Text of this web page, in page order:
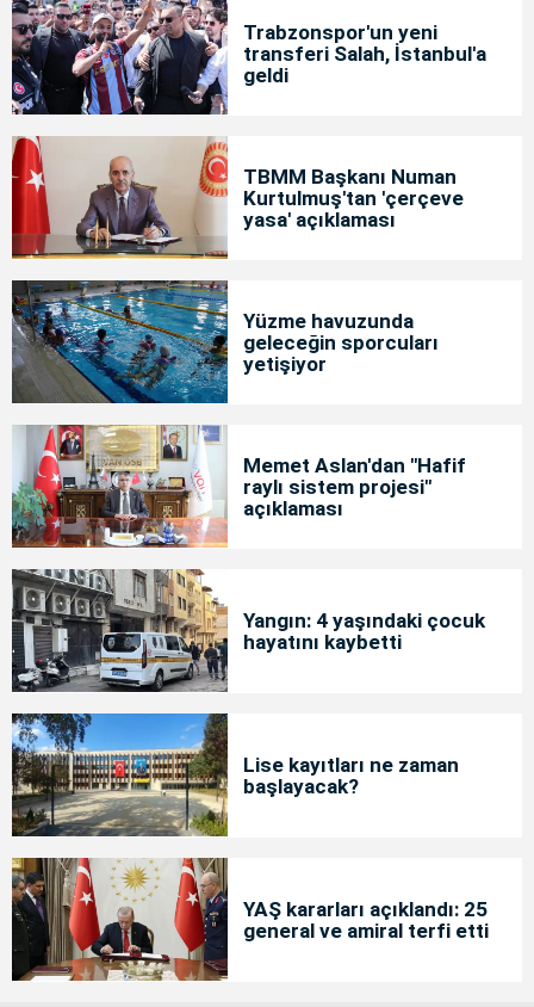
Trabzonspor'un yeni
transferi Salah, İstanbul'a
geldi
TBMM Başkanı Numan
Kurtulmuş'tan 'çerçeve
yasa' açıklaması
Yüzme havuzunda
geleceğin sporcuları
yetişiyor
Memet Aslan'dan "Hafif
raylı sistem projesi"
açıklaması
Yangın: 4 yaşındaki çocuk
hayatını kaybetti
Lise kayıtları ne zaman
başlayacak?
YAŞ kararları açıklandı: 25
general ve amiral terfi etti